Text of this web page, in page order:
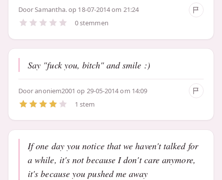
DoorSamantha.op 18-07-2014 om 21:24
0 stemmen
Say "fuck you, bitch" and smile :)
Dooranoniem2001 op 29-05-2014 om 14:09
1 stem
If one day you notice that we haven't talked for
a while, it's not because I don't care anymore,
it's because you pushed me away